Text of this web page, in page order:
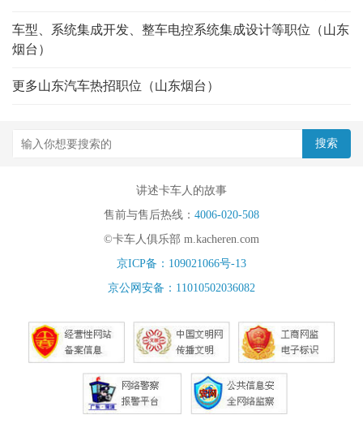
车型、系统集成开发、整车电控系统集成设计等职位（山东
烟台）
更多山东汽车热招职位（山东烟台）
讲述卡车人的故事
售前与售后热线： 4006-020-508
©卡车人俱乐部 m.kacheren.com
京ICP备：109021066号-13
京公网安备：11010502036082